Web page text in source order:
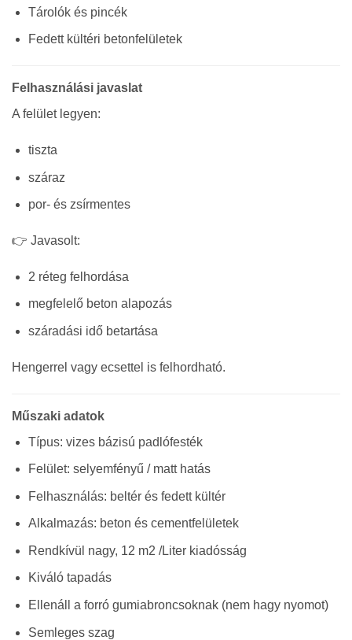
Tárolók és pincék
Fedett kültéri betonfelületek
Felhasználási javaslat
A felület legyen:
tiszta
száraz
por- és zsírmentes
👉 Javasolt:
2 réteg felhordása
megfelelő beton alapozás
száradási idő betartása
Hengerrel vagy ecsettel is felhordható.
Műszaki adatok
Típus: vizes bázisú padlófesték
Felület: selyemfényű / matt hatás
Felhasználás: beltér és fedett kültér
Alkalmazás: beton és cementfelületek
Rendkívül nagy, 12 m2 /Liter kiadósság
Kiváló tapadás
Ellenáll a forró gumiabroncsoknak (nem hagy nyomot)
Semleges szag